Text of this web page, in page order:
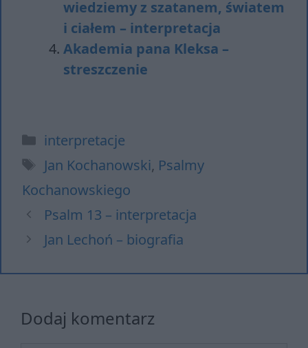
wiedziemy z szatanem, światem
i ciałem – interpretacja
Akademia pana Kleksa –
streszczenie
Kategorie
interpretacje
Tagi
Jan Kochanowski, Psalmy
Kochanowskiego
Psalm 13 – interpretacja
Jan Lechoń – biografia
Dodaj komentarz